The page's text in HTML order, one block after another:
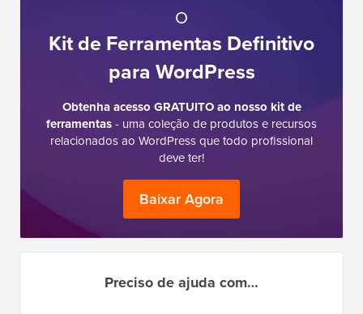
O
Kit de Ferramentas Definitivo
para WordPress
Obtenha acesso GRATUITO ao nosso kit de
ferramentas- uma coleção de produtos e recursos
relacionados ao WordPress que todo profissional
deve ter!
Baixar Agora
Preciso de ajuda com…